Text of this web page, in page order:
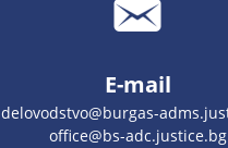
E-mail
delovodstvo@burgas-
office@bs-adc.justice.bg